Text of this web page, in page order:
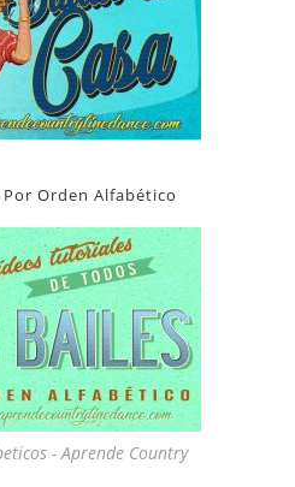
Orden Alfabético
- Aprende Country